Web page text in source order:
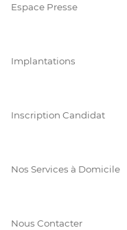
Espace Presse
Implantations
Inscription Candidat
Nos Services à Domicile
Nous Contacter